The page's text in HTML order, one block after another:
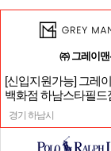
㈜ 그레이
[신입지원가능] 그레
백화점 하남스타필드
용
경기 하남시